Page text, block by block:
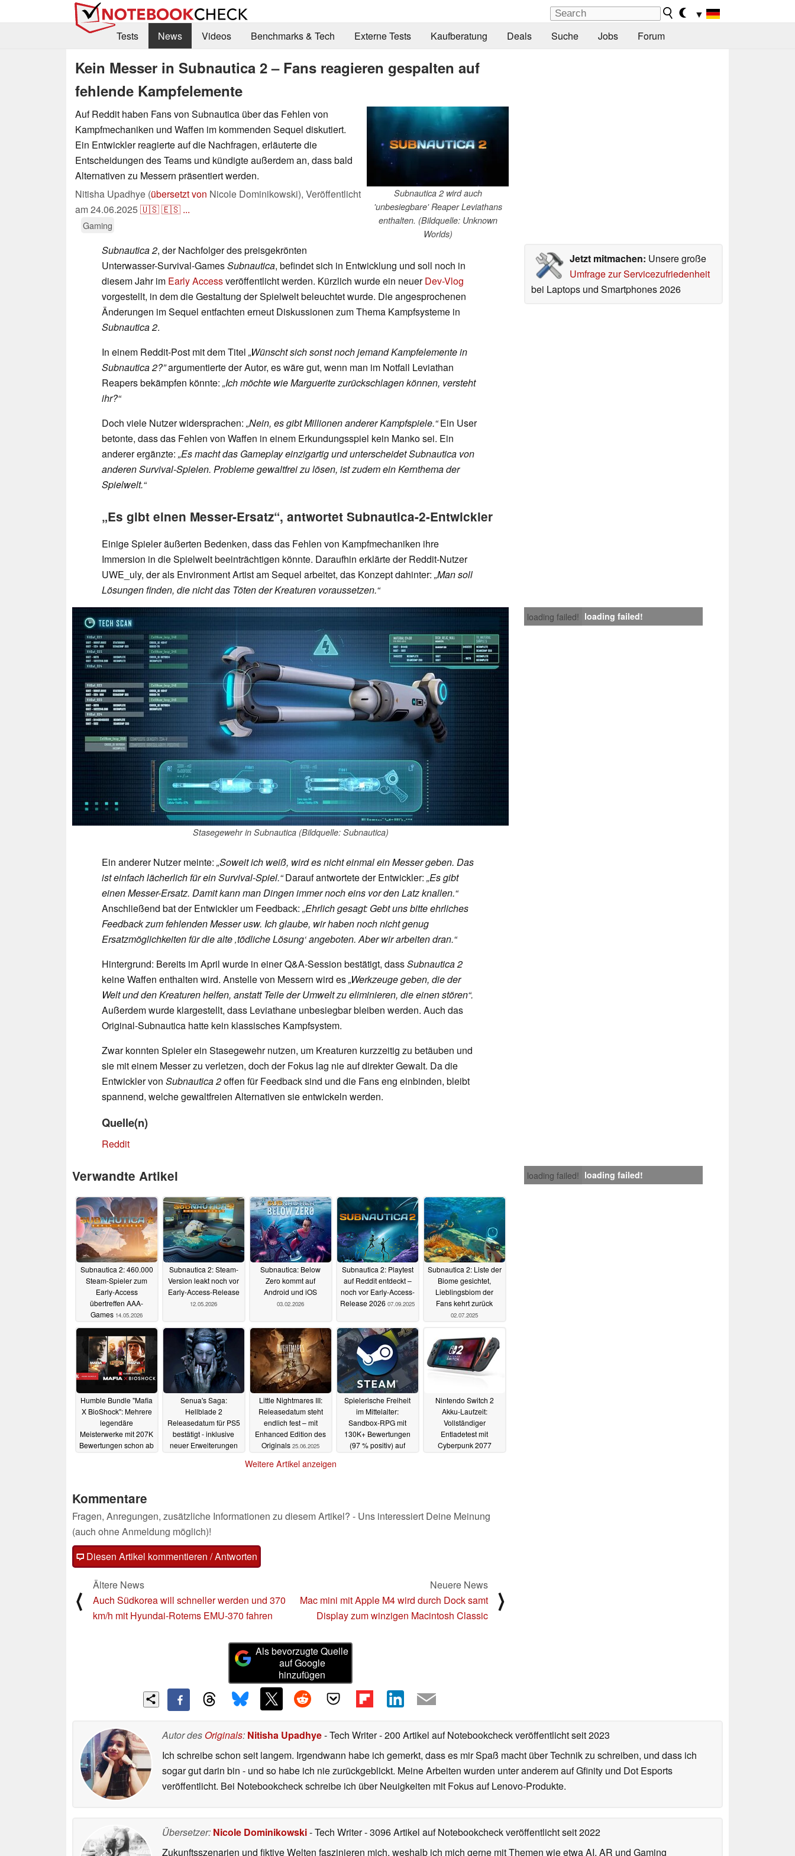
▼
Tests
News Videos Benchmarks & Tech Externe Tests Kaufberatung Deals Suche Jobs Forum
Kein Messer in Subnautica 2 – Fans reagieren gespalten auf
fehlende Kampfelemente
Subnautica 2 wird auch
'unbesiegbare' Reaper Leviathans
enthalten. (Bildquelle: Unknown
Worlds)
Auf Reddit haben Fans von Subnautica über das Fehlen von
Kampfmechaniken und Waffen im kommenden Sequel diskutiert.
Ein Entwickler reagierte auf die Nachfragen, erläuterte die
Entscheidungen des Teams und kündigte außerdem an, dass bald
Alternativen zu Messern präsentiert werden.
Nitisha Upadhye (übersetzt von Nicole Dominikowski), Veröffentlicht
am24.06.2025🇺🇸🇪🇸 ...
Gaming
Jetzt mitmachen: Unsere große
Umfrage zur Servicezufriedenheit
bei Laptops und Smartphones 2026
Subnautica 2, der Nachfolger des preisgekrönten
Unterwasser-Survival-GamesSubnautica, befindet sich in Entwicklung und soll noch in
diesem Jahr im Early Accessveröffentlicht werden. Kürzlich wurde ein neuerDev-Vlog
vorgestellt, in dem die Gestaltung der Spielwelt beleuchtet wurde. Die angesprochenen
Änderungen im Sequel entfachten erneut Diskussionen zum Thema Kampfsysteme in
Subnautica 2.
In einem Reddit-Post mit dem Titel „Wünscht sich sonst noch jemand Kampfelemente in
Subnautica 2?”argumentierte der Autor, es wäre gut, wenn man im Notfall Leviathan
Reapers bekämpfen könnte: „Ich möchte wie Marguerite zurückschlagen können, versteht
ihr?“
Doch viele Nutzer widersprachen: „Nein, es gibt Millionen anderer Kampfspiele.“Ein User
betonte, dass das Fehlen von Waffen in einem Erkundungsspiel kein Manko sei. Ein
anderer ergänzte: „Es macht das Gameplay einzigartig und unterscheidet Subnautica von
anderen Survival-Spielen. Probleme gewaltfrei zu lösen, ist zudem ein Kernthema der
Spielwelt.“
„Es gibt einen Messer-Ersatz“, antwortet Subnautica-2-Entwickler
Einige Spieler äußerten Bedenken, dass das Fehlen von Kampfmechaniken ihre
Immersion in die Spielwelt beeinträchtigen könnte. Daraufhin erklärte der Reddit-Nutzer
UWE_uly, der als Environment Artist am Sequel arbeitet, das Konzept dahinter: „Man soll
Lösungen finden, die nicht das Töten der Kreaturen voraussetzen.“
loading failed! loading failed!
Stasegewehr in Subnautica (Bildquelle: Subnautica)
Ein anderer Nutzer meinte: „Soweit ich weiß, wird es nicht einmal ein Messer geben. Das
ist einfach lächerlich für ein Survival-Spiel.“Darauf antwortete der Entwickler: „Es gibt
einen Messer-Ersatz. Damit kann man Dingen immer noch eins vor den Latz knallen.“
Anschließend bat der Entwickler um Feedback: „Ehrlich gesagt: Gebt uns bitte ehrliches
Feedback zum fehlenden Messer usw. Ich glaube, wir haben noch nicht genug
Ersatzmöglichkeiten für die alte ‚tödliche Lösung‘ angeboten. Aber wir arbeiten dran.“
Hintergrund: Bereits im April wurde in einer Q&A-Session bestätigt, dassSubnautica 2
keine Waffen enthalten wird. Anstelle von Messern wird es„Werkzeuge geben, die der
Welt und den Kreaturen helfen, anstatt Teile der Umwelt zu eliminieren, die einen stören“.
Außerdem wurde klargestellt, dass Leviathane unbesiegbar bleiben werden. Auch das
Original-Subnautica hatte kein klassisches Kampfsystem.
Zwar konnten Spieler ein Stasegewehr nutzen, um Kreaturen kurzzeitig zu betäuben und
sie mit einem Messer zu verletzen, doch der Fokus lag nie auf direkter Gewalt. Da die
Entwickler von Subnautica 2offen für Feedback sind und die Fans eng einbinden, bleibt
spannend, welche gewaltfreien Alternativen sie entwickeln werden.
Quelle(n)
Reddit
loading failed! loading failed!
Verwandte Artikel
Subnautica 2: 460.000
Steam-Spieler zum
Early-Access
übertreffen AAA-
Games 14.05.2026
Subnautica 2: Steam-
Version leakt noch vor
Early-Access-Release
12.05.2026
Subnautica: Below
Zero kommt auf
Android und iOS
03.02.2026
Subnautica 2: Playtest
auf Reddit entdeckt –
noch vor Early-Access-
Release 2026 07.09.2025
Subnautica 2: Liste der
Biome gesichtet,
Lieblingsbiom der
Fans kehrt zurück
02.07.2025
Humble Bundle "Mafia
X BioShock": Mehrere
legendäre
Meisterwerke mit 207K
Bewertungen schon ab
Senua's Saga:
Hellblade 2
Releasedatum für PS5
bestätigt - inklusive
neuer Erweiterungen
Little Nightmares III:
Releasedatum steht
endlich fest – mit
Enhanced Edition des
Originals 25.06.2025
Spielerische Freiheit
im Mittelalter:
Sandbox-RPG mit
130K+ Bewertungen
(97 % positiv) auf
Nintendo Switch 2
Akku-Laufzeit:
Vollständiger
Entladetest mit
Cyberpunk 2077
Weitere Artikel anzeigen
Kommentare
Fragen, Anregungen, zusätzliche Informationen zu diesem Artikel? - Uns interessiert Deine Meinung
(auch ohne Anmeldung möglich)!
Diesen Artikel kommentieren / Antworten
⟨
Ältere News
Auch Südkorea will schneller werden und 370
km/h mit Hyundai-Rotems EMU-370 fahren
Neuere News
Mac mini mit Apple M4 wird durch Dock samt
Display zum winzigen Macintosh Classic
⟩
Als bevorzugte Quelle
auf Google
hinzufügen
Autor des Originals: Nitisha Upadhye- Tech Writer- 200 Artikel auf Notebookcheck veröffentlichtseit 2023
Ich schreibe schon seit langem. Irgendwann habe ich gemerkt, dass es mir Spaß macht über Technik zu schreiben, und dass ich
sogar gut darin bin - und so habe ich nie zurückgeblickt. Meine Arbeiten wurden unter anderem auf Gfinity und Dot Esports
veröffentlicht. Bei Notebookcheck schreibe ich über Neuigkeiten mit Fokus auf Lenovo-Produkte.
Übersetzer: Nicole Dominikowski- Tech Writer- 3096 Artikel auf Notebookcheck veröffentlichtseit 2022
Zukunftsszenarien und fiktive Welten faszinieren mich, weshalb ich mich gerne mit Themen wie etwa AI, AR und Gaming